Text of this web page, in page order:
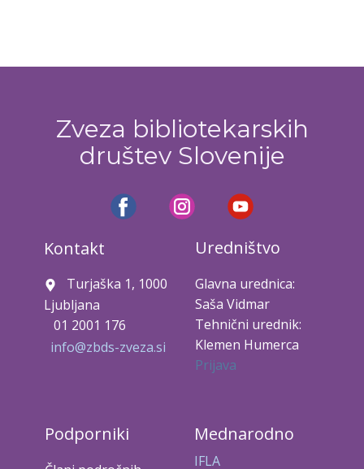
Zveza bibliotekarskih
društev Slovenije
Kontakt
Turjaška 1, 1000
Ljubljana
01 2001 176
info@zbds-zveza.si
Uredništvo
Glavna urednica:
Saša Vidmar
Tehnični urednik:
Klemen Humerca
Prijava
Podporniki Mednarodno
IFLA